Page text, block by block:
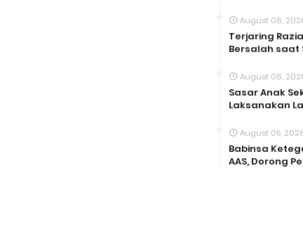
August 06,
Terjaring
Bersalah saat
August 06,
Sasar Anak
Laksanakan
August 05,
Babinsa
AAS, Dorong